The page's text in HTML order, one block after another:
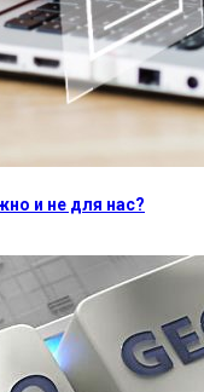
и не для нас?